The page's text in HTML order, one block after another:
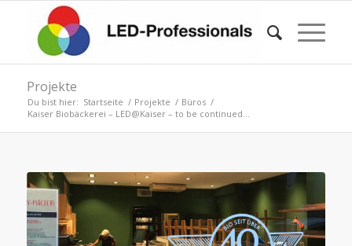
Projekte
Du bist hier: Startseite / Projekte / Büros /
Kaiser Biobäckerei – LED@Kaiser – to be continued…